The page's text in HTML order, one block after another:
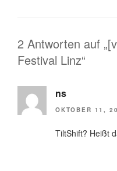
2 Antworten auf
Festival Linz“
ns
OKTOBER 11,
TiltShift? Heißt